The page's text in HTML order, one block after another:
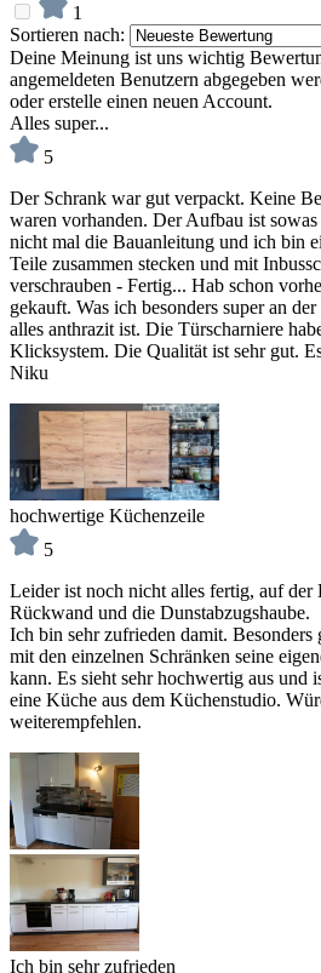
1
Sortieren nach:
Deine Meinung ist uns wichtig
angemeldeten Benutzern abgegeben
oder erstelle einen neuen Account.
Alles super...
5
Der Schrank war gut verpackt. Keine
waren vorhanden. Der Aufbau ist
nicht mal die Bauanleitung und ich bin
Teile zusammen stecken und mit
verschrauben - Fertig... Hab schon
gekauft. Was ich besonders super an
alles anthrazit ist. Die Türscharniere
Klicksystem. Die Qualität ist sehr gut.
Niku
hochwertige Küchenzeile
5
Leider ist noch nicht alles fertig, auf der
Rückwand und die Dunstabzugshaube.
Ich bin sehr zufrieden damit. Besonders
mit den einzelnen Schränken seine
kann. Es sieht sehr hochwertig aus und
eine Küche aus dem Küchenstudio.
weiterempfehlen.
Ich bin sehr zufrieden